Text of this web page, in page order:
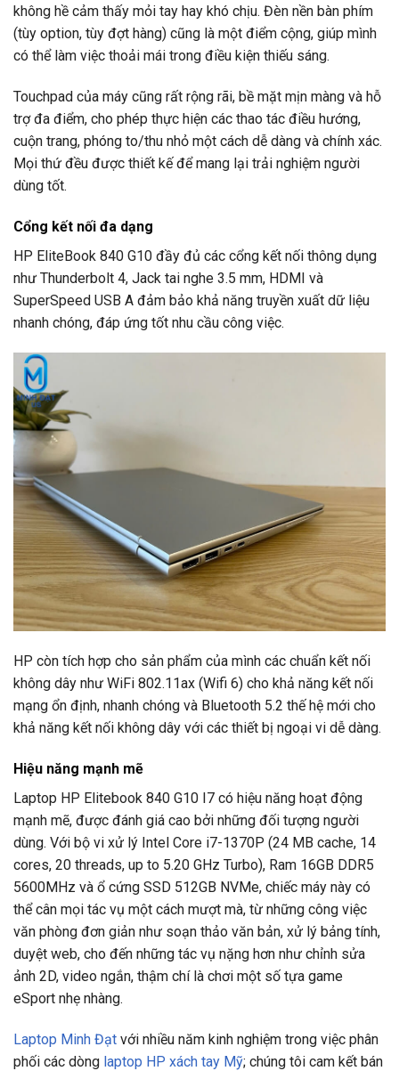
không hề cảm thấy mỏi tay hay khó chịu. Đèn nền bàn phím
(tùy option, tùy đợt hàng) cũng là một điểm cộng, giúp mình
có thể làm việc thoải mái trong điều kiện thiếu sáng.
Touchpad của máy cũng rất rộng rãi, bề mặt mịn màng và hỗ
trợ đa điểm, cho phép thực hiện các thao tác điều hướng,
cuộn trang, phóng to/thu nhỏ một cách dễ dàng và chính xác.
Mọi thứ đều được thiết kế để mang lại trải nghiệm người
dùng tốt.
Cổng kết nối đa dạng
HP EliteBook 840 G10 đầy đủ các cổng kết nối thông dụng
như Thunderbolt 4, Jack tai nghe 3.5 mm, HDMI và
SuperSpeed USB A đảm bảo khả năng truyền xuất dữ liệu
nhanh chóng, đáp ứng tốt nhu cầu công việc.
HP còn tích hợp cho sản phẩm của mình các chuẩn kết nối
không dây như WiFi 802.11ax (Wifi 6) cho khả năng kết nối
mạng ổn định, nhanh chóng và Bluetooth 5.2 thế hệ mới cho
khả năng kết nối không dây với các thiết bị ngoại vi dễ dàng.
Hiệu năng mạnh mẽ
Laptop HP Elitebook 840 G10 I7 có hiệu năng hoạt động
mạnh mẽ, được đánh giá cao bởi những đối tượng người
dùng. Với bộ vi xử lý Intel Core i7-1370P (24 MB cache, 14
cores, 20 threads, up to 5.20 GHz Turbo), Ram 16GB DDR5
5600MHz và ổ cứng SSD 512GB NVMe, chiếc máy này có
thể cân mọi tác vụ một cách mượt mà, từ những công việc
văn phòng đơn giản như soạn thảo văn bản, xử lý bảng tính,
duyệt web, cho đến những tác vụ nặng hơn như chỉnh sửa
ảnh 2D, video ngắn, thậm chí là chơi một số tựa game
eSport nhẹ nhàng.
Laptop Minh Đạt với nhiều năm kinh nghiệm trong việc phân
phối các dòng laptop HP xách tay Mỹ; chúng tôi cam kết bán